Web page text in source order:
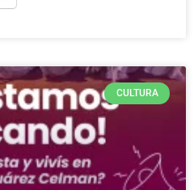
CULTURA